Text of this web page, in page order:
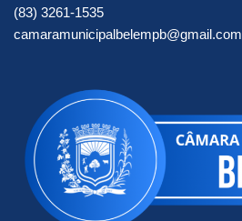
(83) 3261-1535
camaramunicipalbelempb@gmail.com